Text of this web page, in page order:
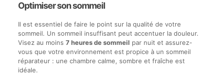
Optimiser son sommeil
Il est essentiel de faire le point sur la qualité de votre
sommeil. Un sommeil insuffisant peut accentuer la douleur.
Visez au moins 7 heures de sommeil par nuit et assurez-
vous que votre environnement est propice à un sommeil
réparateur : une chambre calme, sombre et fraîche est
idéale.